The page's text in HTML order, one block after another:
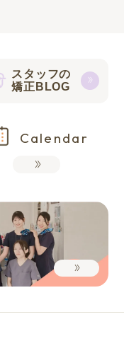
スタッフの
矯正BLOG
Calendar